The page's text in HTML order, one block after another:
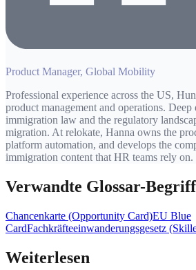
Product Manager, Global Mobility
Professional experience across the US,
product management and operations. Deep
immigration law and the regulatory
migration. At relokate, Hanna owns the
platform automation, and develops the
immigration content that HR teams rely on.
Verwandte Glossar-
Chancenkarte (Opportunity Card)EU Blue
CardFachkräfteeinwanderungsgesetz
Weiterlesen